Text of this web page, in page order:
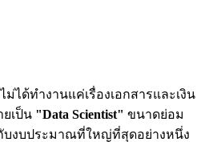
ม่ได้ทำงานแค่เรื่องเอกสารและเงิน
เป็น "Data Scientist" ขนาดย่อม
บงบประมาณที่ใหญ่ที่สุดอย่างหนึ่ง